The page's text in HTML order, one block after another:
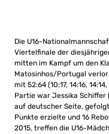
Die U16-
Viertelfinale der
mitten im Kampf um den
Matosinhos/Portugal
mit 52:64 (10:17, 14:16,
Partie war Jessika Schiffer
auf deutscher Seite,
Punkte erzielte und 16
2015, treffen die U16-